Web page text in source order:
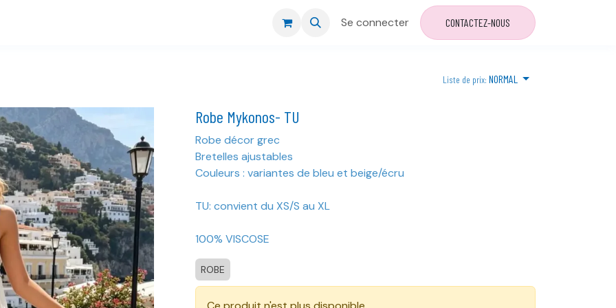
Livraison et retour Se connecter CONTACTEZ-NOUS
Liste de prix: NORMAL
Robe Mykonos- TU
Robe décor grec
Bretelles ajustables
Couleurs : variantes de bleu et beige/écru
TU: convient du XS/S au XL
100% VISCOSE
ROBE